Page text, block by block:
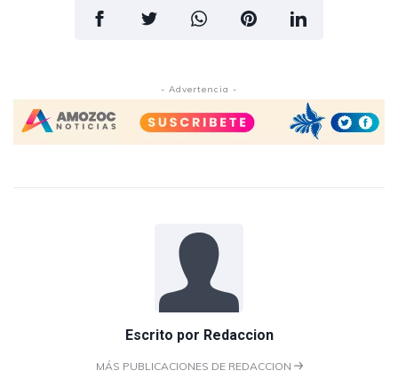
- Advertencia -
Escrito por Redaccion
MÁS PUBLICACIONES DE REDACCION